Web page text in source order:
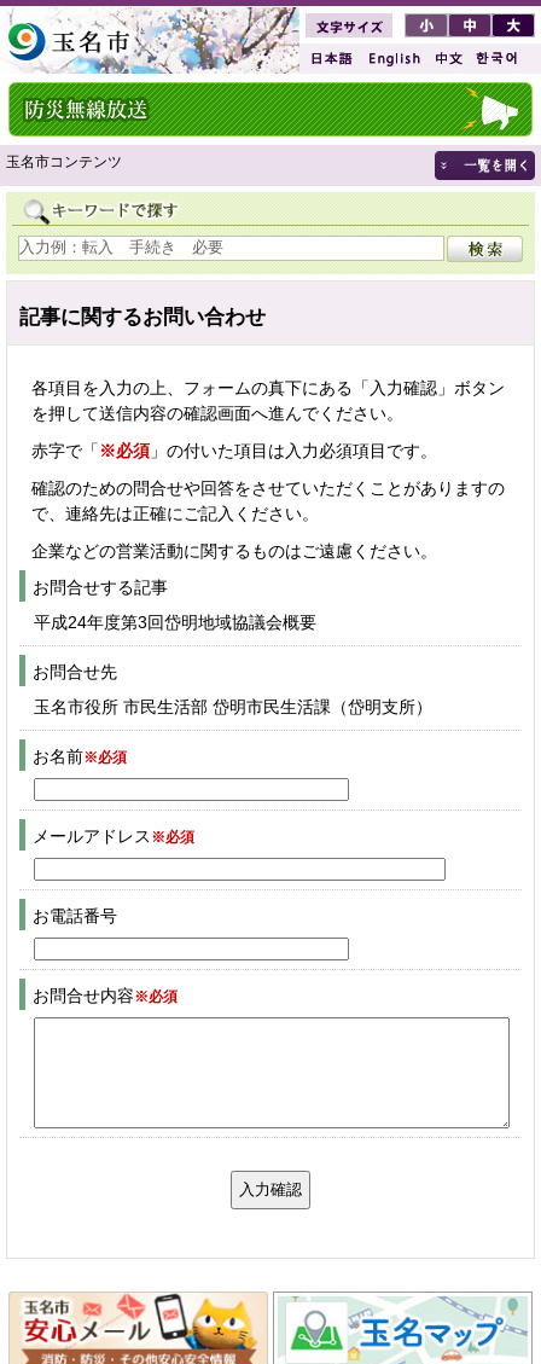
玉名市コンテンツ
記事に関するお問い合わせ
各項目を入力の上、フォームの真下にある「入力確認」ボタン
を押して送信内容の確認画面へ進んでください。
赤字で「 ※必須 」の付いた項目は入力必須項目です。
確認のための問合せや回答をさせていただくことがありますの
で、連絡先は正確にご記入ください。
企業などの営業活動に関するものはご遠慮ください。
お問合せする記事
平成24年度第3回岱明地域協議会概要
お問合せ先
玉名市役所 市民生活部 岱明市民生活課（岱明支所）
お名前※必須
メールアドレス ※必須
お電話番号
お問合せ内容※必須